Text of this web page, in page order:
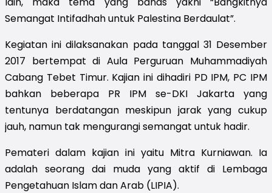
Semangat Intifadhah untuk Palestina Berdaulat”.
Kegiatan ini dilaksanakan pada tanggal 31 Desember
2017 bertempat di Aula Perguruan Muhammadiyah
Cabang Tebet Timur. Kajian ini dihadiri PD IPM, PC IPM
bahkan beberapa PR IPM se-DKI Jakarta yang
tentunya berdatangan meskipun jarak yang cukup
jauh, namun tak mengurangi semangat untuk hadir.
Pemateri dalam kajian ini yaitu Mitra Kurniawan. Ia
adalah seorang dai muda yang aktif di Lembaga
Pengetahuan Islam dan Arab (LIPIA).